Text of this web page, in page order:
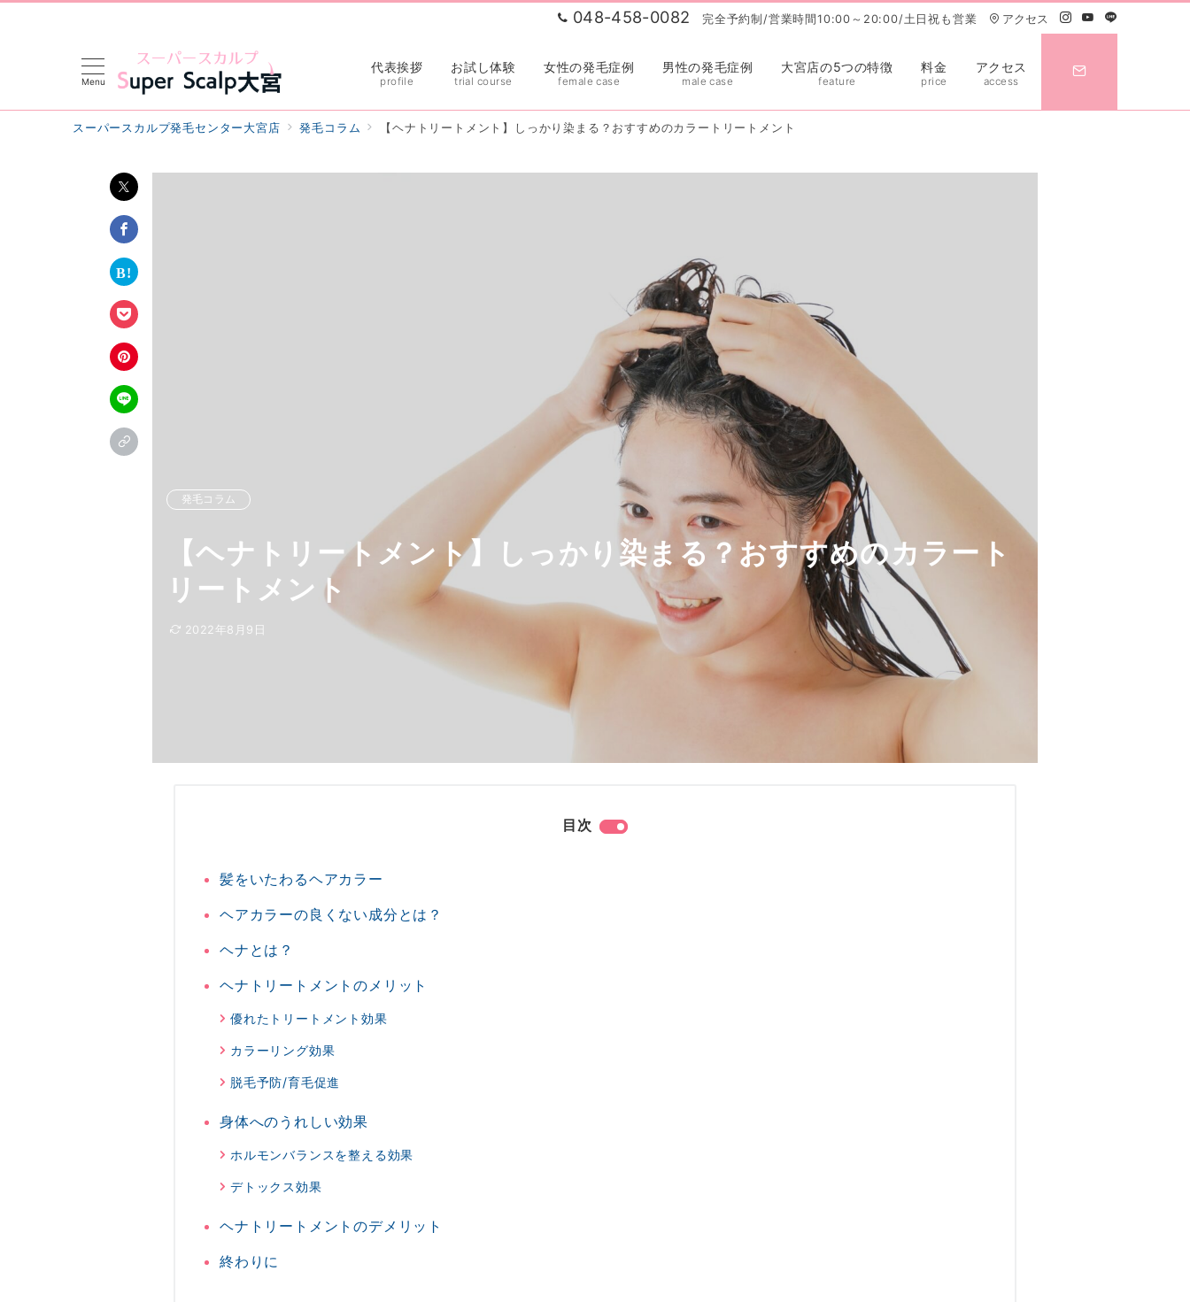
048-458-0082 完全予約制/営業時間10:00～20:00/土日祝も営業 アクセス
Menu
代表挨拶
profile
お試し体験
trial course
女性の発毛症例
female case
男性の発毛症例
male case
大宮店の5つの特徴
feature
料金
price
アクセス
access
スーパースカルプ発毛センター大宮店 発毛コラム 【ヘナトリートメント】しっかり染まる？おすすめのカラートリートメント
発毛コラム
【ヘナトリートメント】しっかり染まる？おすすめのカラート
リートメント
2022年8月9日
目次
髪をいたわるヘアカラー
ヘアカラーの良くない成分とは？
ヘナとは？
ヘナトリートメントのメリット
優れたトリートメント効果
カラーリング効果
脱毛予防/育毛促進
身体へのうれしい効果
ホルモンバランスを整える効果
デトックス効果
ヘナトリートメントのデメリット
終わりに